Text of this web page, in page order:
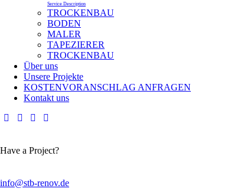
Service Description
TROCKENBAU
BODEN
MALER
TAPEZIERER
TROCKENBAU
Über uns
Unsere Projekte
KOSTENVORANSCHLAG ANFRAGEN
Kontakt uns
Have a Project?
info@stb-renov.de